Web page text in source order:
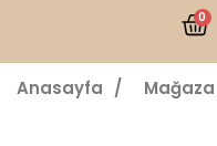
0
Anasayfa / Mağaza